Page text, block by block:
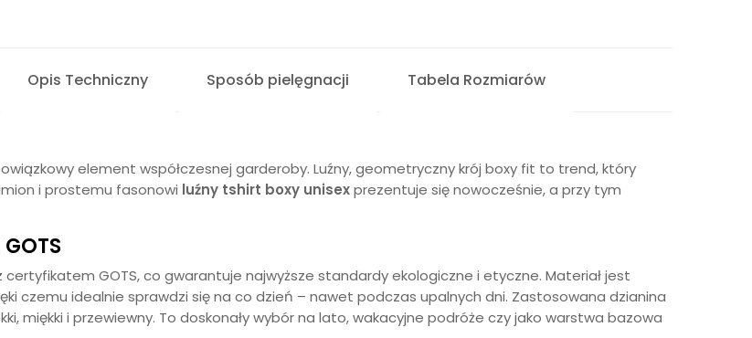
Opis Techniczny Sposób pielęgnacji Tabela Rozmiarów
element współczesnej garderoby. Luźny, geometryczny krój boxy fit to trend, który
i prostemu fasonowi luźny tshirt boxy unisexprezentuje się nowocześnie, a przy tym
certyfikatem GOTS, co gwarantuje najwyższe standardy ekologiczne i etyczne. Materiał jest
czemu idealnie sprawdzi się na co dzień – nawet podczas upalnych dni. Zastosowana dzianina
miękki i przewiewny. To doskonały wybór na lato, wakacyjne podróże czy jako warstwa bazowa